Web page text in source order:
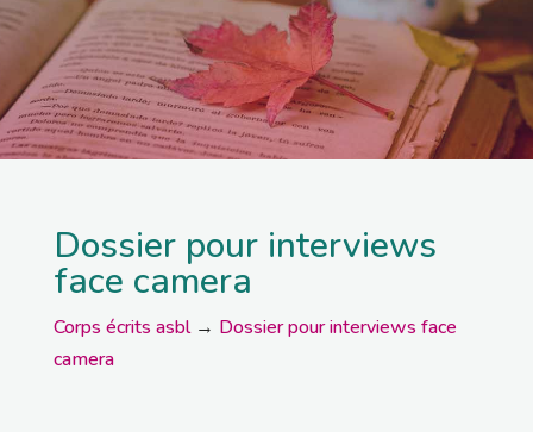
Dossier pour interviews
face camera
Corps écrits asbl→ Dossier pour interviews face
camera